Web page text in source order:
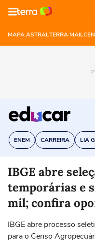
MAPA ASTRALTERRA MAIL
ENEM CARREIRA LIA
IBGE abre
temporárias e
mil; confira
IBGE abre processo
para o Censo